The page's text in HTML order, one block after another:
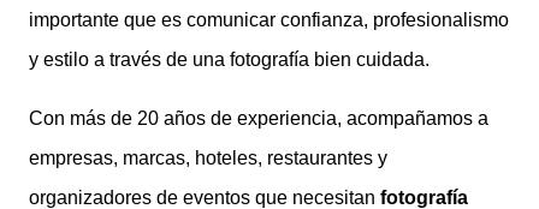
importante que es comunicar confianza, profesionalismo
y estilo a través de una fotografía bien cuidada.
Con más de 20 años de experiencia, acompañamos a
empresas, marcas, hoteles, restaurantes y
organizadores de eventos que necesitan fotografía